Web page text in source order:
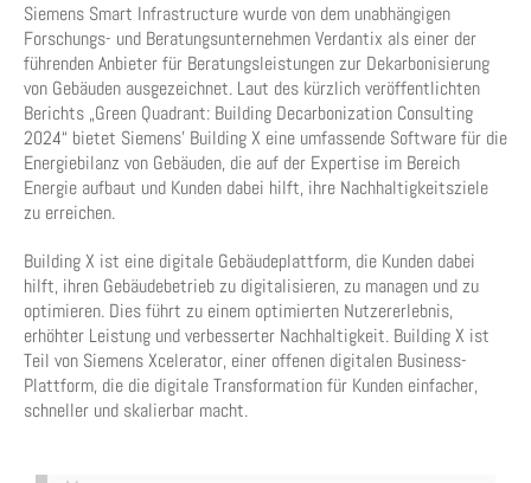
Siemens Smart Infrastructure wurde von dem unabhängigen
Forschungs- und Beratungsunternehmen Verdantix als einer der
führenden Anbieter für Beratungsleistungen zur Dekarbonisierung
von Gebäuden ausgezeichnet. Laut des kürzlich veröffentlichten
Berichts „Green Quadrant: Building Decarbonization Consulting
2024“ bietet Siemens’ Building X eine umfassende Software für die
Energiebilanz von Gebäuden, die auf der Expertise im Bereich
Energie aufbaut und Kunden dabei hilft, ihre Nachhaltigkeitsziele
zu erreichen.
Building X ist eine digitale Gebäudeplattform, die Kunden dabei
hilft, ihren Gebäudebetrieb zu digitalisieren, zu managen und zu
optimieren. Dies führt zu einem optimierten Nutzererlebnis,
erhöhter Leistung und verbesserter Nachhaltigkeit. Building X ist
Teil von Siemens Xcelerator, einer offenen digitalen Business-
Plattform, die die digitale Transformation für Kunden einfacher,
schneller und skalierbar macht.